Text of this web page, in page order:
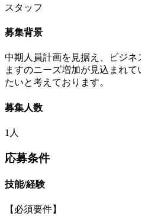
スタッフ
募集背景
中期人員計画を見据え、ビジ
ますのニーズ増加が見込まれ
たいと考えております。
募集人数
1人
応募条件
技能/経験
【必須要件】